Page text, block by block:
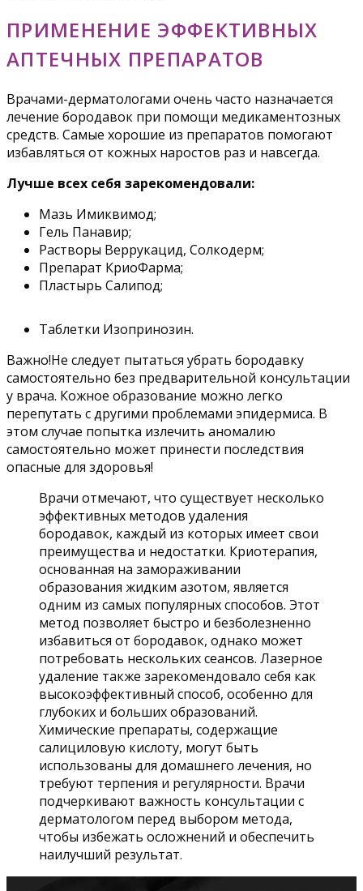
ПРИМЕНЕНИЕ ЭФФЕКТИВНЫХ
АПТЕЧНЫХ ПРЕПАРАТОВ
Врачами-дерматологами очень часто назначается
лечение бородавок при помощи медикаментозных
средств. Самые хорошие из препаратов помогают
избавляться от кожных наростов раз и навсегда.
Лучше всех себя зарекомендовали:
Мазь Имиквимод;
Гель Панавир;
Растворы Веррукацид, Солкодерм;
Препарат КриоФарма;
Пластырь Салипод;
Таблетки Изопринозин.
Важно!Не следует пытаться убрать бородавку
самостоятельно без предварительной консультации
у врача. Кожное образование можно легко
перепутать с другими проблемами эпидермиса. В
этом случае попытка излечить аномалию
самостоятельно может принести последствия
опасные для здоровья!
Врачи отмечают, что существует несколько
эффективных методов удаления
бородавок, каждый из которых имеет свои
преимущества и недостатки. Криотерапия,
основанная на замораживании
образования жидким азотом, является
одним из самых популярных способов. Этот
метод позволяет быстро и безболезненно
избавиться от бородавок, однако может
потребовать нескольких сеансов. Лазерное
удаление также зарекомендовало себя как
высокоэффективный способ, особенно для
глубоких и больших образований.
Химические препараты, содержащие
салициловую кислоту, могут быть
использованы для домашнего лечения, но
требуют терпения и регулярности. Врачи
подчеркивают важность консультации с
дерматологом перед выбором метода,
чтобы избежать осложнений и обеспечить
наилучший результат.